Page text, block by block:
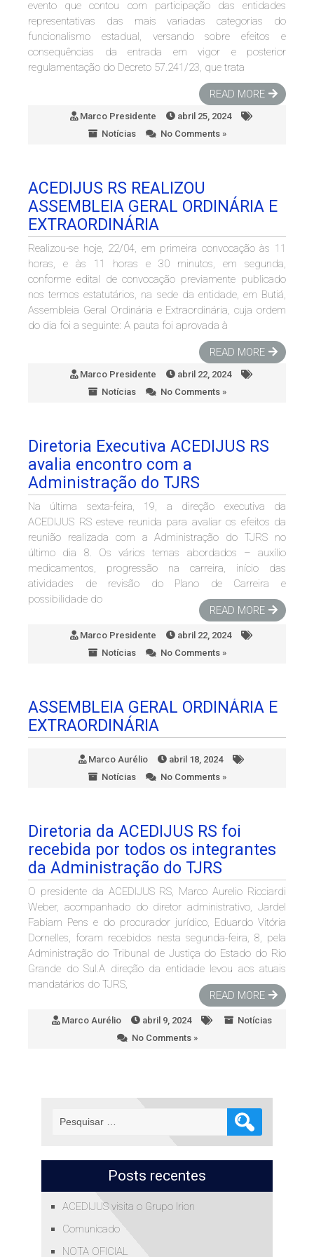
evento que contou com participação das entidades
representativas das mais variadas categorias do
funcionalismo estadual, versando sobre efeitos e
consequências da entrada em vigor e posterior
regulamentação do Decreto 57.241/23, que trata
READ MORE
Marco Presidente
abril 25, 2024
Notícias
No Comments »
ACEDIJUS RS REALIZOU
ASSEMBLEIA GERAL ORDINÁRIA E
EXTRAORDINÁRIA
Realizou-se hoje, 22/04, em primeira convocação às 11
horas, e às 11 horas e 30 minutos, em segunda,
conforme edital de convocação previamente publicado
nos termos estatutários, na sede da entidade, em Butiá,
Assembleia Geral Ordinária e Extraordinária, cuja ordem
do dia foi a seguinte: A pauta foi aprovada à
READ MORE
Marco Presidente
abril 22, 2024
Notícias
No Comments »
Diretoria Executiva ACEDIJUS RS
avalia encontro com a
Administração do TJRS
Na última sexta-feira, 19, a direção executiva da
ACEDIJUS RS esteve reunida para avaliar os efeitos da
reunião realizada com a Administração do TJRS no
último dia 8. Os vários temas abordados – auxílio
medicamentos, progressão na carreira, início das
atividades de revisão do Plano de Carreira e
possibilidade do
READ MORE
Marco Presidente
abril 22, 2024
Notícias
No Comments »
ASSEMBLEIA GERAL ORDINÁRIA E
EXTRAORDINÁRIA
Marco Aurélio
abril 18, 2024
Notícias
No Comments »
Diretoria da ACEDIJUS RS foi
recebida por todos os integrantes
da Administração do TJRS
O presidente da ACEDIJUS RS, Marco Aurelio Ricciardi
Weber, acompanhado do diretor administrativo, Jardel
Fabiam Pens e do procurador jurídico, Eduardo Vitória
Dornelles, foram recebidos nesta segunda-feira, 8, pela
Administração do Tribunal de Justiça do Estado do Rio
Grande do Sul.A direção da entidade levou aos atuais
mandatários do TJRS,
READ MORE
Marco Aurélio abril 9, 2024
Notícias
No Comments »
Posts recentes
ACEDIJUS visita o Grupo Irion
Comunicado
NOTA OFICIAL